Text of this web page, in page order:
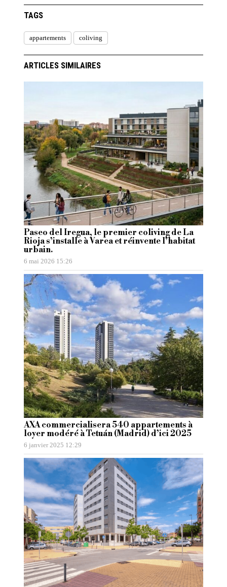
TAGS
appartements coliving
ARTICLES SIMILAIRES
Paseo del Iregua, le premier coliving de La
Rioja s’installe à Varea et réinvente l’habitat
urbain.
6 mai 2026 15:26
AXA commercialisera 540 appartements à
loyer modéré à Tetuán (Madrid) d’ici 2025
6 janvier 2025 12:29